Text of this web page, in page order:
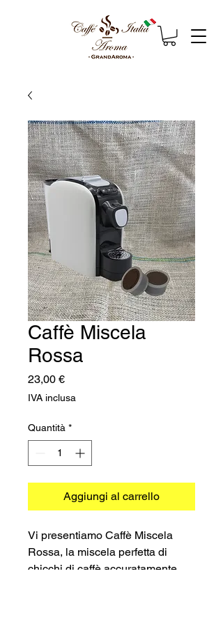
Caffè Miscela
Rossa
23,00 €Prezzo
IVA inclusa
Quantità *
Aggiungi al carrello
Vi presentiamo Caffè Miscela
Rossa, la miscela perfetta di
chicchi di caffè accuratamente